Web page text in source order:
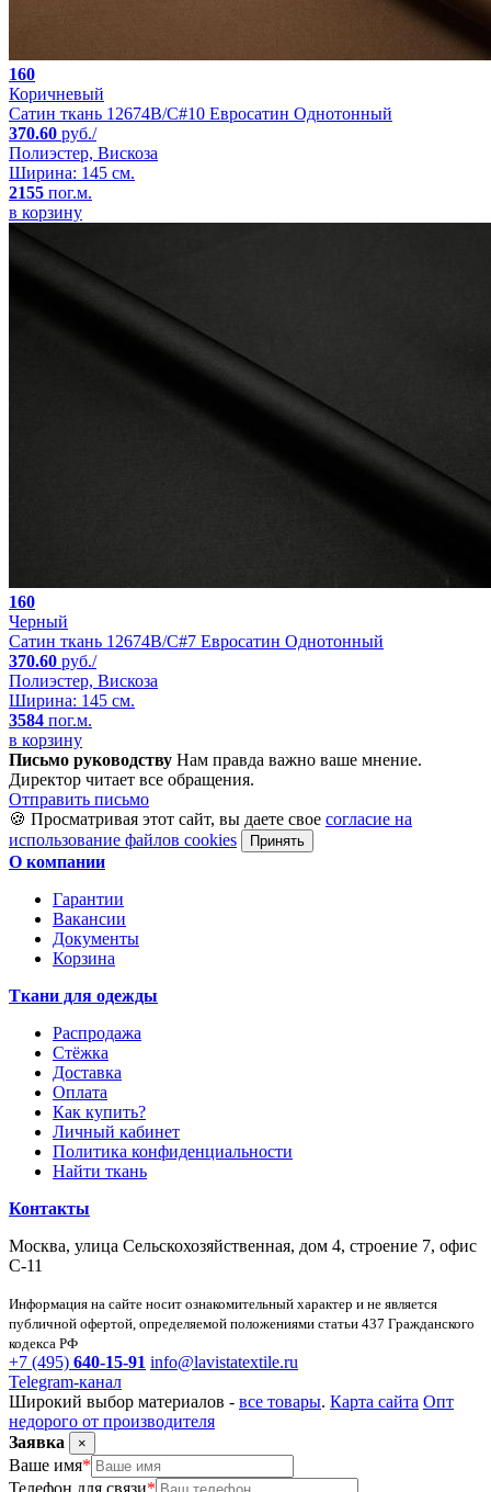
160
Коричневый
Сатин ткань 12674B/C#10 Евросатин Однотонный
370.60 руб./
Полиэстер, Вискоза
Ширина: 145 см.
2155 пог.м.
в корзину
160
Черный
Сатин ткань 12674B/C#7 Евросатин Однотонный
370.60 руб./
Полиэстер, Вискоза
Ширина: 145 см.
3584 пог.м.
в корзину
Письмо руководству Нам правда важно ваше мнение.
Директор читает все обращения.
Отправить письмо
🍪 Просматривая этот сайт, вы даете свое согласие на
использование файлов cookies
Принять
О компании
Гарантии
Вакансии
Документы
Корзина
Ткани для одежды
Распродажа
Стёжка
Доставка
Оплата
Как купить?
Личный кабинет
Политика конфиденциальности
Найти ткань
Контакты
Москва, улица Сельскохозяйственная, дом 4, строение 7, офис
С-11
Информация на сайте носит ознакомительный характер и не является
публичной офертой, определяемой положениями статьи 437 Гражданского
кодекса РФ
+7 (495) 640-15-91 info@lavistatextile.ru
Telegram-канал
Широкий выбор материалов - все товары. Карта сайта Опт
недорого от производителя
Заявка
×
Ваше имя*
Телефон для связи*